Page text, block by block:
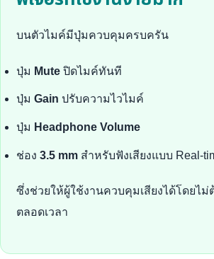
บนตัวไมค์มีปุ่มควบคุมครบครัน
ปุ่ม Mute ปิดไมค์ทันที
ปุ่ม Gain ปรับความไวไมค์
ปุ่ม Headphone Volume
ช่อง 3.5 mm สำหรับฟังเสียงแบบ Real-
ซึ่งช่วยให้ผู้ใช้งานควบคุมเสียงได้โดยไม่
ตลอดเวลา